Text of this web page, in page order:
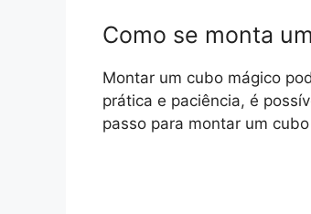
Como se monta
Montar um cubo mágico
prática e paciência, é
passo para montar um